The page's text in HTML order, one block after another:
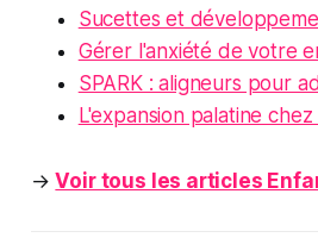
Sucettes et
Gérer l'anxiété de votre
SPARK : aligneurs pour
L'expansion palatine
→Voir tous les articles